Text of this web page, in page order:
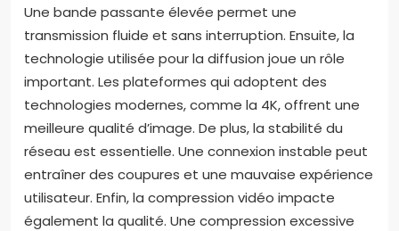
Une bande passante élevée permet une
transmission fluide et sans interruption. Ensuite, la
technologie utilisée pour la diffusion joue un rôle
important. Les plateformes qui adoptent des
technologies modernes, comme la 4K, offrent une
meilleure qualité d’image. De plus, la stabilité du
réseau est essentielle. Une connexion instable peut
entraîner des coupures et une mauvaise expérience
utilisateur. Enfin, la compression vidéo impacte
également la qualité. Une compression excessive